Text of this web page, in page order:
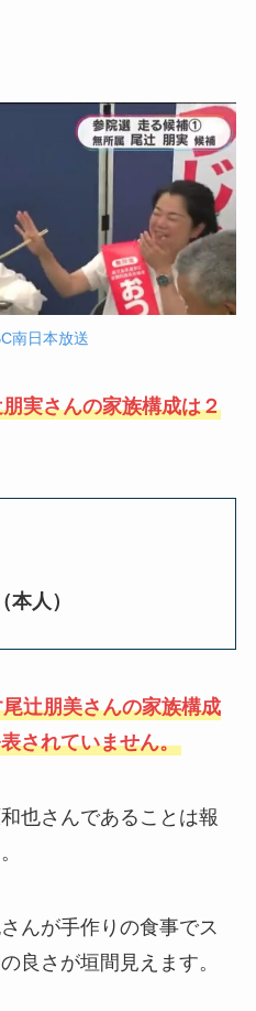
南日本放送
実さんの家族構成は２
人）
辻朋美さんの家族構成
されていません。
也さんであることは報
んが手作りの食事でス
良さが垣間見えます。